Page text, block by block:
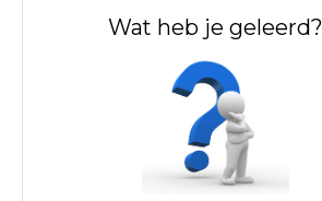
Wat heb je geleerd?